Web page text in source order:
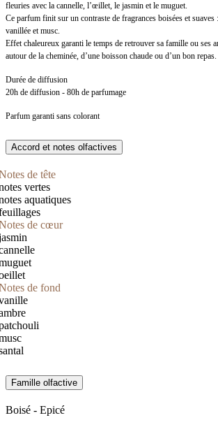
fleuries avec la cannelle, l’œillet, le jasmin et le muguet.
Ce parfum finit sur un contraste de fragrances boisées et suaves
vanillée et musc.
Effet chaleureux garanti le temps de retrouver sa famille ou ses
autour de la cheminée, d’une boisson chaude ou d’un bon repas.
Durée de diffusion
20h de diffusion - 80h de parfumage
Parfum garanti sans colorant
Accord et notes olfactives
de tête
vertes
aquatiques
de cœur
de fond
Famille olfactive
Boisé - Epicé